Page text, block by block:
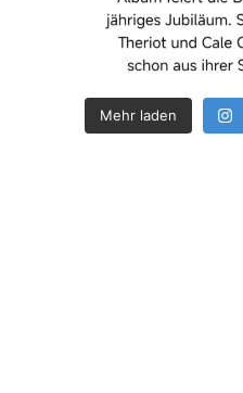
Mehr laden